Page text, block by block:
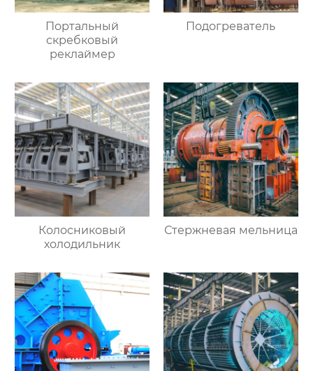
Портальный
скребковый
реклаймер
Подогреватель
Колосниковый
холодильник
Стержневая мельница